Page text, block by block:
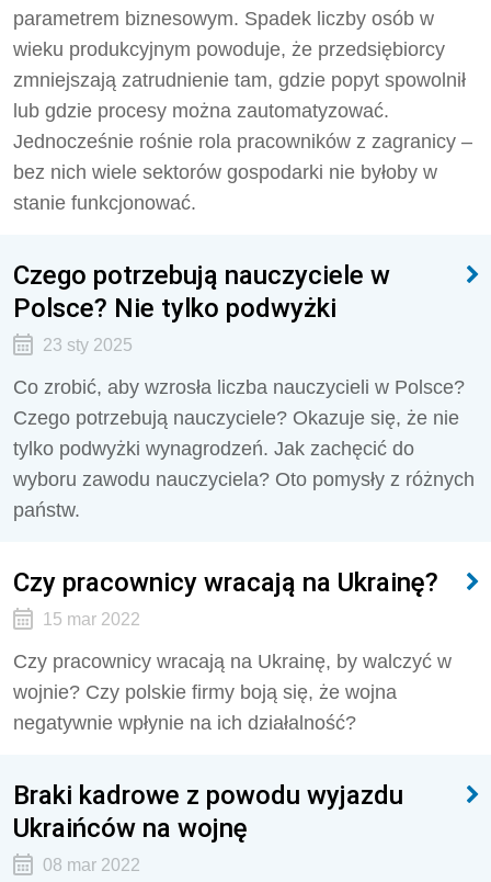
parametrem biznesowym. Spadek liczby osób w
wieku produkcyjnym powoduje, że przedsiębiorcy
zmniejszają zatrudnienie tam, gdzie popyt spowolnił
lub gdzie procesy można zautomatyzować.
Jednocześnie rośnie rola pracowników z zagranicy –
bez nich wiele sektorów gospodarki nie byłoby w
stanie funkcjonować.
Czego potrzebują nauczyciele w
Polsce? Nie tylko podwyżki
23 sty 2025
Co zrobić, aby wzrosła liczba nauczycieli w Polsce?
Czego potrzebują nauczyciele? Okazuje się, że nie
tylko podwyżki wynagrodzeń. Jak zachęcić do
wyboru zawodu nauczyciela? Oto pomysły z różnych
państw.
Czy pracownicy wracają na Ukrainę?
15 mar 2022
Czy pracownicy wracają na Ukrainę, by walczyć w
wojnie? Czy polskie firmy boją się, że wojna
negatywnie wpłynie na ich działalność?
Braki kadrowe z powodu wyjazdu
Ukraińców na wojnę
08 mar 2022